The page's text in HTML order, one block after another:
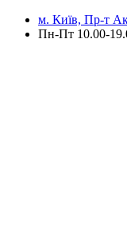
м. Київ, Пр-т
Пн-Пт 10.00-